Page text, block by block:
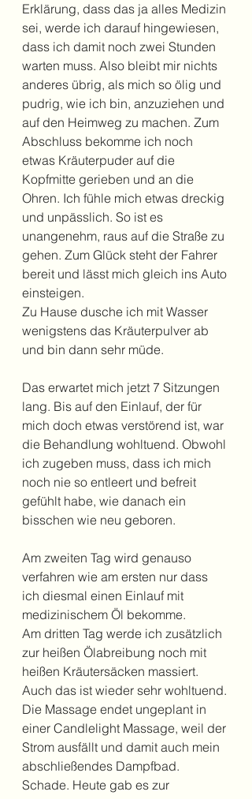
Erklärung, dass das ja alles Medizin
sei, werde ich darauf hingewiesen,
dass ich damit noch zwei Stunden
warten muss. Also bleibt mir nichts
anderes übrig, als mich so ölig und
pudrig, wie ich bin, anzuziehen und
auf den Heimweg zu machen. Zum
Abschluss bekomme ich noch
etwas Kräuterpuder auf die
Kopfmitte gerieben und an die
Ohren. Ich fühle mich etwas dreckig
und unpässlich. So ist es
unangenehm, raus auf die Straße zu
gehen. Zum Glück steht der Fahrer
bereit und lässt mich gleich ins Auto
einsteigen.
Zu Hause dusche ich mit Wasser
wenigstens das Kräuterpulver ab
und bin dann sehr müde.
Das erwartet mich jetzt 7 Sitzungen
lang. Bis auf den Einlauf, der für
mich doch etwas verstörend ist, war
die Behandlung wohltuend. Obwohl
ich zugeben muss, dass ich mich
noch nie so entleert und befreit
gefühlt habe, wie danach ein
bisschen wie neu geboren.
Am zweiten Tag wird genauso
verfahren wie am ersten nur dass
ich diesmal einen Einlauf mit
medizinischem Öl bekomme.
Am dritten Tag werde ich zusätzlich
zur heißen Ölabreibung noch mit
heißen Kräutersäcken massiert.
Auch das ist wieder sehr wohltuend.
Die Massage endet ungeplant in
einer Candlelight Massage, weil der
Strom ausfällt und damit auch mein
abschließendes Dampfbad.
Schade. Heute gab es zur